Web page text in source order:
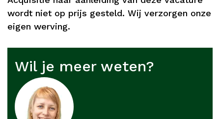
wordt niet op prijs gesteld. Wij verzorgen onze
eigen werving.
Wil je meer weten?